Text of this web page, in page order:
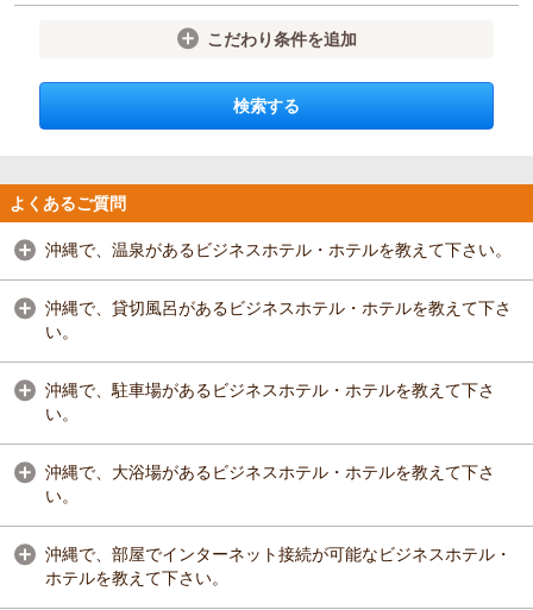
こだわり条件を追加
検索する
よくあるご質問
沖縄で、温泉があるビジネスホテル・ホテルを教えて下さい。
沖縄で、貸切風呂があるビジネスホテル・ホテルを教えて下さ
い。
沖縄で、駐車場があるビジネスホテル・ホテルを教えて下さ
い。
沖縄で、大浴場があるビジネスホテル・ホテルを教えて下さ
い。
沖縄で、部屋でインターネット接続が可能なビジネスホテル・
ホテルを教えて下さい。